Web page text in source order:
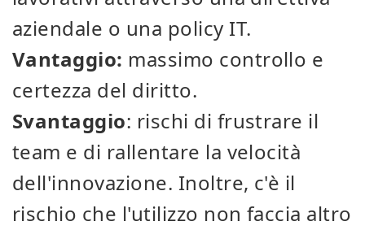
aziendale o una policy IT.
Vantaggio: massimo controllo e
certezza del diritto.
Svantaggio: rischi di frustrare il
team e di rallentare la velocità
dell'innovazione. Inoltre, c'è il
rischio che l'utilizzo non faccia altro